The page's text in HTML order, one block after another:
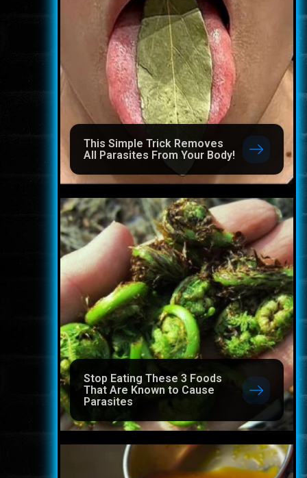
This Simple Trick Removes
All Parasites From Your Body!
Stop Eating These 3 Foods
That Are Known to Cause
Parasites